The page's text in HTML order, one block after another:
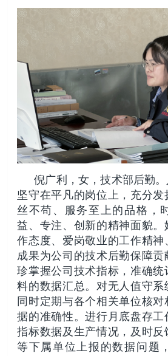
倪广利，女，技术部后勤
坚守在平凡的岗位上，充分
丝不苟、服务至上的品格，
益、专注、创新的精神面貌。
作态度、爱岗敬业的工作精
成果为公司的技术后勤保障
珍掌握公司技术指标，准确
料的数据汇总。对无人值守系
同时定期与各个相关单位核
据的准确性。进行月底盘存
指标数据及生产情况，及时
等下属单位上报的数据问题